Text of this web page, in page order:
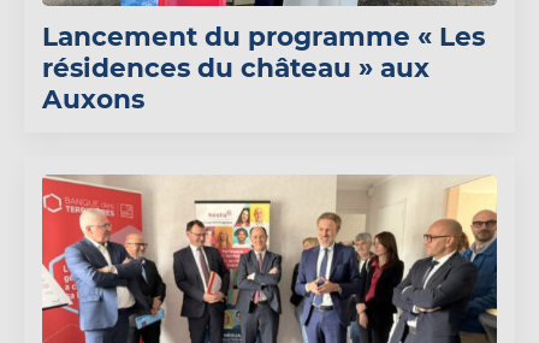
Lancement du programme « Les
résidences du château » aux
Auxons